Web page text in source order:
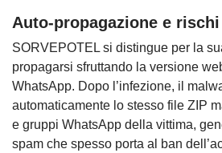
Auto-propagazione e
SORVEPOTEL si distingue per la
propagarsi sfruttando la versione
WhatsApp. Dopo l’infezione, il
automaticamente lo stesso file ZIP
e gruppi WhatsApp della vittima,
spam che spesso porta al ban